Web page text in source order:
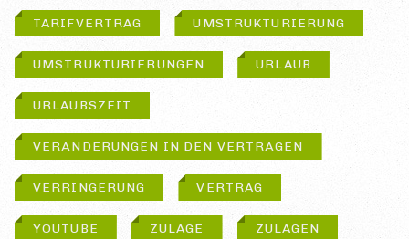
TARIFVERTRAG UMSTRUKTURIERUNG
UMSTRUKTURIERUNGEN URLAUB
URLAUBSZEIT
VERÄNDERUNGEN IN DEN VERTRÄGEN
VERRINGERUNG VERTRAG
YOUTUBE ZULAGE ZULAGEN